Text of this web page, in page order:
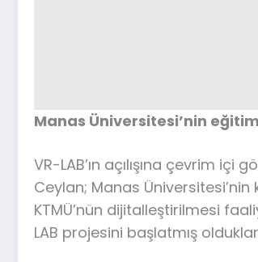
Manas Üniversitesi’nin
VR-LAB’ın açılışına çevrim
Ceylan; Manas
KTMÜ’nün dijitalleştirilmesi
LAB projesini başlatmış